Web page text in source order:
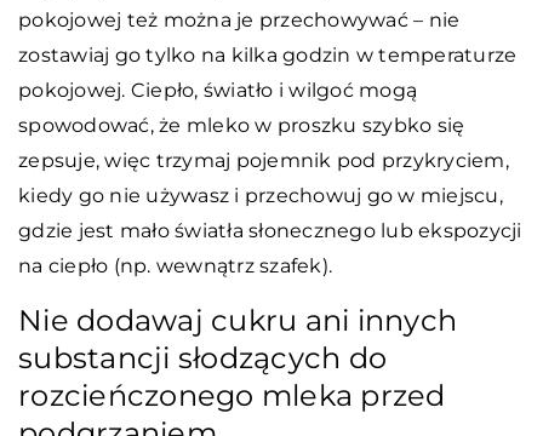
pokojowej też można je przechowywać – nie
zostawiaj go tylko na kilka godzin w temperaturze
pokojowej. Ciepło, światło i wilgoć mogą
spowodować, że mleko w proszku szybko się
zepsuje, więc trzymaj pojemnik pod przykryciem,
kiedy go nie używasz i przechowuj go w miejscu,
gdzie jest mało światła słonecznego lub ekspozycji
na ciepło (np. wewnątrz szafek).
Nie dodawaj cukru ani innych
substancji słodzących do
rozcieńczonego mleka przed